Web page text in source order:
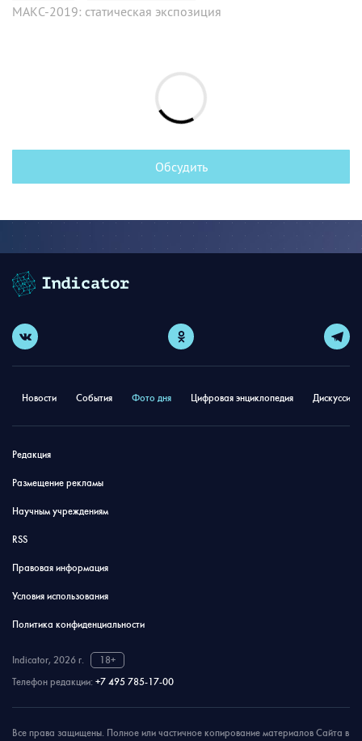
МАКС-2019: статическая экспозиция
Обсудить
Новости События Фото дня Цифровая энциклопедия
Редакция
Размещение рекламы
Научным учреждениям
RSS
Правовая информация
Условия использования
Политика конфиденциальности
Indicator, 2026 г.
18+
Телефон редакции: +7 495 785-17-00
Все права защищены. Полное или частичное копирование материалов Сайта в